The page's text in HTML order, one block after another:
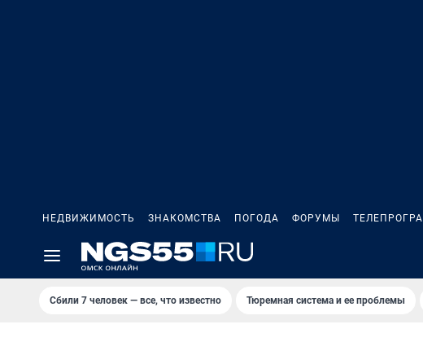
НЕДВИЖИМОСТЬ ЗНАКОМСТВА ПОГОДА ФОРУМЫ
Сбили 7 человек — все, что известно Тюремная система и ее проблемы